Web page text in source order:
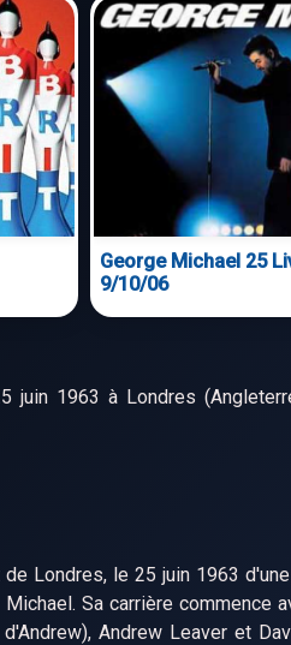
George Michael 25
9/10/06
juin 1963 à Londres
Londres, le 25 juin 1963
Sa carrière commence
Andrew Leaver et